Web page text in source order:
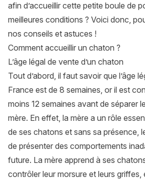
afin d’accueillir cette petite boule de
meilleures conditions ? Voici donc,
nos conseils et astuces !
Comment accueillir un chaton ?
L’âge légal de vente d’un chaton
Tout d’abord, il faut savoir que l’âge
France est de 8 semaines, or il est
moins 12 semaines avant de séparer
mère. En effet, la mère a un rôle
de ses chatons et sans sa présence,
de présenter des comportements
future. La mère apprend à ses
contrôler leur morsure et leurs